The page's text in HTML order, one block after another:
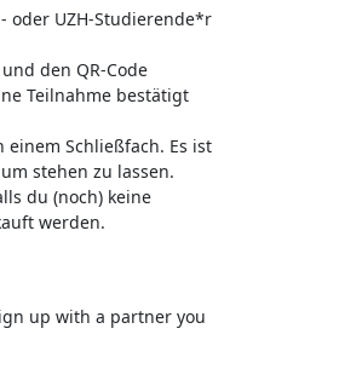
oder UZH-Studierende*r
den QR-Code
Teilnahme bestätigt
einem Schließfach. Es ist
stehen zu lassen.
du (noch) keine
werden.
up with a partner you